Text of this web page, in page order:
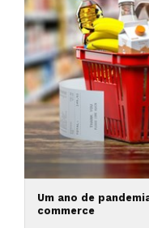
Um ano de
commerce